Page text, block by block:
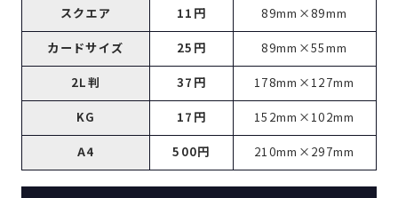
スクエア 11円 89mm×89mm
カードサイズ 25円 89mm×55mm
2L判 37円 178mm×127mm
KG 17円 152mm×102mm
A4 500円 210mm×297mm